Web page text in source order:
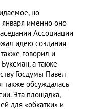
но
именно оно
Ассоциации
идею создания
говорил и
а также
Госдумы Павел
обсуждалась
Эта площадка,
для «обкатки» и